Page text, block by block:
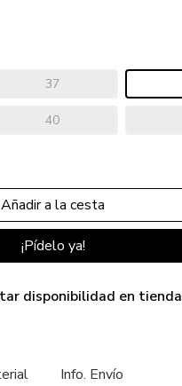
37
40
¡Pídelo ya!
disponibilidad en tienda
Info. Envío